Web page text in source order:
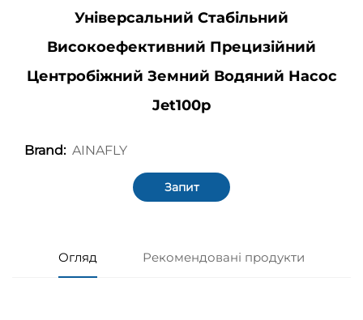
Універсальний Стабільний
Високоефективний Прецизійний
Центробіжний Земний Водяний Насос
Jet100p
Brand: AINAFLY
Запит
Огляд Рекомендовані продукти